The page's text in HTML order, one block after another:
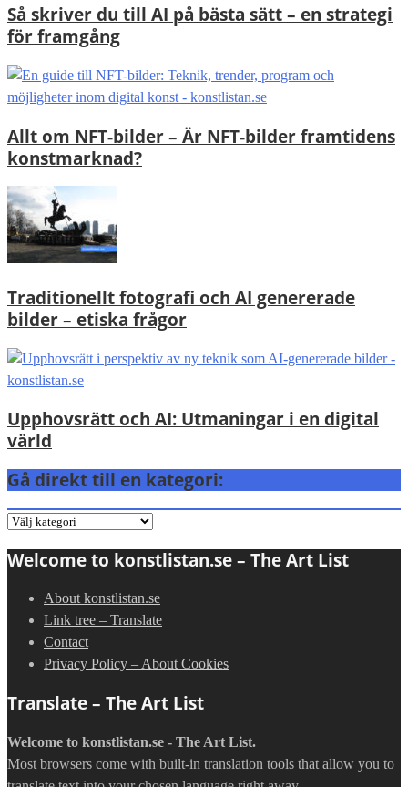
Så skriver du till AI på bästa sätt – en strategi
för framgång
Allt om NFT-bilder – Är NFT-bilder framtidens
konstmarknad?
Traditionellt fotografi och AI genererade
bilder – etiska frågor
Upphovsrätt och AI: Utmaningar i en digital
värld
Gå direkt till en kategori:
Gå
till
kategori:
Welcome to konstlistan.se – The Art List
About konstlistan.se
Link tree – Translate
Contact
Privacy Policy – About Cookies
Translate – The Art List
Welcome to konstlistan.se - The Art List.
Most browsers come with built-in translation tools that allow you to